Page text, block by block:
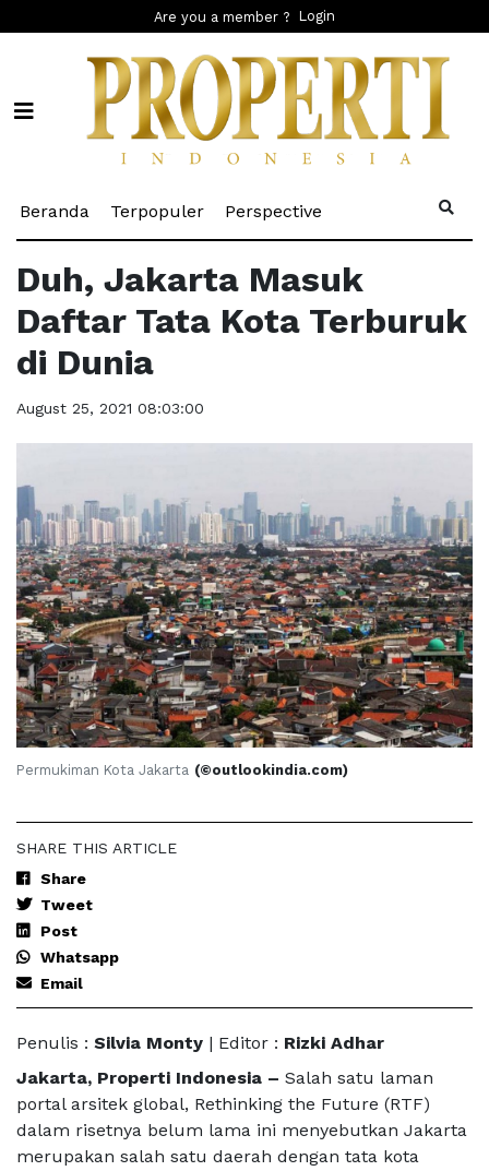
Are you a member ? Login
Beranda (current)
Terpopuler(current)
Perspective
Duh, Jakarta Masuk
Daftar Tata Kota Terburuk
di Dunia
August 25, 2021 08:03:00
Permukiman Kota Jakarta (©outlookindia.com)
SHARE THIS ARTICLE
Share
Tweet
Post
Whatsapp
Email
Penulis : Silvia Monty | Editor : Rizki Adhar
Jakarta, Properti Indonesia – Salah satu laman
portal arsitek global, Rethinking the Future (RTF)
dalam risetnya belum lama ini menyebutkan Jakarta
merupakan salah satu daerah dengan tata kota